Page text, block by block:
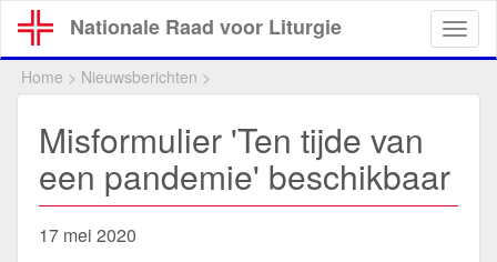
Overslaan
en
naar
Nationale Raad voor Liturgie
Home > Nieuwsberichten >
Misformulier 'Ten tijde van
een pandemie' beschikbaar
17 mei 2020